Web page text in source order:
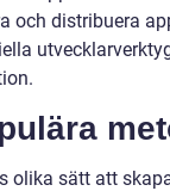
och distribuera
olika sätt att